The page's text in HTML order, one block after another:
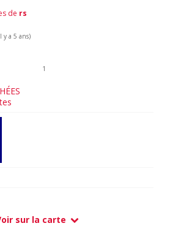
de rs
y a 5 ans)
1
sur la carte